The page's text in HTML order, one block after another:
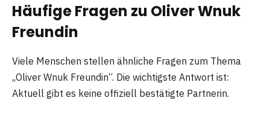
Häufige Fragen zu Oliver Wnuk
Freundin
Viele Menschen stellen ähnliche Fragen zum Thema
„Oliver Wnuk Freundin“. Die wichtigste Antwort ist:
Aktuell gibt es keine offiziell bestätigte Partnerin.